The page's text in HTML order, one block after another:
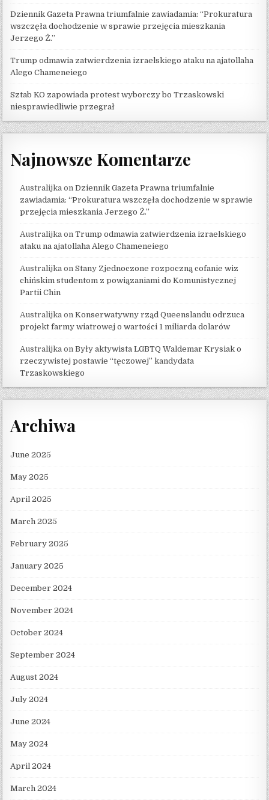
Dziennik Gazeta Prawna triumfalnie zawiadamia: “Prokuratura
wszczęła dochodzenie w sprawie przejęcia mieszkania
Jerzego Ż.”
Trump odmawia zatwierdzenia izraelskiego ataku na ajatollaha
Alego Chameneiego
Sztab KO zapowiada protest wyborczy bo Trzaskowski
niesprawiedliwie przegrał
Najnowsze Komentarze
Australijka onDziennik Gazeta Prawna triumfalnie
zawiadamia: “Prokuratura wszczęła dochodzenie w sprawie
przejęcia mieszkania Jerzego Ż.”
Australijka onTrump odmawia zatwierdzenia izraelskiego
ataku na ajatollaha Alego Chameneiego
Australijka onStany Zjednoczone rozpoczną cofanie wiz
chińskim studentom z powiązaniami do Komunistycznej
Partii Chin
Australijka onKonserwatywny rząd Queenslandu odrzuca
projekt farmy wiatrowej o wartości 1 miliarda dolarów
Australijka onByły aktywista LGBTQ Waldemar Krysiak o
rzeczywistej postawie “tęczowej” kandydata
Trzaskowskiego
Archiwa
June 2025
May 2025
April 2025
March 2025
February 2025
January 2025
December 2024
November 2024
October 2024
September 2024
August 2024
July 2024
June 2024
May 2024
April 2024
March 2024